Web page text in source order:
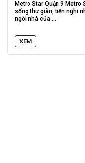
Metro Star Quận 9
sống thư giãn, tiện nghi
ngôi nhà của ...
XEM